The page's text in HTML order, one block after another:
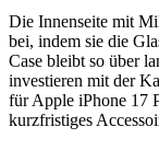
Die Innenseite mit
bei, indem sie die
Case bleibt so über
investieren mit der
für Apple iPhone 17
kurzfristiges